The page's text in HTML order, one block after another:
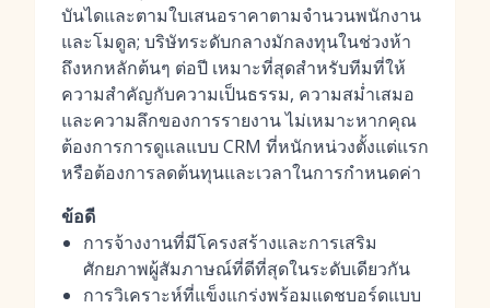
บันไดและตามใบเสนอราคาตามจำนวนพนักงาน
และโมดูล; บริษัทระดับกลางมักลงทุนในช่วงห้า
ถึงหกหลักต้นๆ ต่อปี เหมาะที่สุดสำหรับทีมที่ให้
ความสำคัญกับความเป็นธรรม, ความสม่ำเสมอ
และความลึกของการรายงาน ไม่เหมาะหากคุณ
ต้องการการดูแลแบบ CRM ที่หนักหน่วงตั้งแต่แรก
หรือต้องการลดต้นทุนและเวลาในการกำหนดค่า
ข้อดี
การจ้างงานที่มีโครงสร้างและการเสริม
ศักยภาพผู้สัมภาษณ์ที่ดีที่สุดในระดับเดียวกัน
การวิเคราะห์ที่แข็งแกร่งพร้อมแดชบอร์ดแบบ